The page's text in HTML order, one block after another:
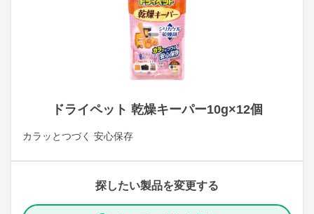
ドライペット 乾燥キーパー10g×12個
カラッとつづく 安心保存
探したい製品を変更する